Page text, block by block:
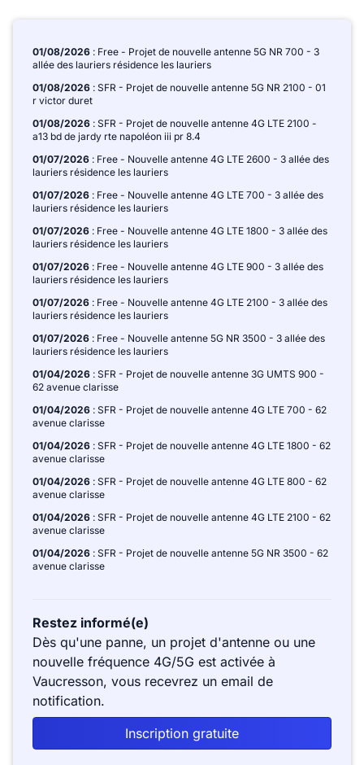
01/08/2026 : Free - Projet de nouvelle antenne 5G NR 700 - 3
allée des lauriers résidence les lauriers
01/08/2026 : SFR - Projet de nouvelle antenne 5G NR 2100 - 01
r victor duret
01/08/2026 : SFR - Projet de nouvelle antenne 4G LTE 2100 -
a13 bd de jardy rte napoléon iii pr 8.4
01/07/2026 : Free - Nouvelle antenne 4G LTE 2600 - 3 allée des
lauriers résidence les lauriers
01/07/2026 : Free - Nouvelle antenne 4G LTE 700 - 3 allée des
lauriers résidence les lauriers
01/07/2026 : Free - Nouvelle antenne 4G LTE 1800 - 3 allée des
lauriers résidence les lauriers
01/07/2026 : Free - Nouvelle antenne 4G LTE 900 - 3 allée des
lauriers résidence les lauriers
01/07/2026 : Free - Nouvelle antenne 4G LTE 2100 - 3 allée des
lauriers résidence les lauriers
01/07/2026 : Free - Nouvelle antenne 5G NR 3500 - 3 allée des
lauriers résidence les lauriers
01/04/2026 : SFR - Projet de nouvelle antenne 3G UMTS 900 -
62 avenue clarisse
01/04/2026 : SFR - Projet de nouvelle antenne 4G LTE 700 - 62
avenue clarisse
01/04/2026 : SFR - Projet de nouvelle antenne 4G LTE 1800 - 62
avenue clarisse
01/04/2026 : SFR - Projet de nouvelle antenne 4G LTE 800 - 62
avenue clarisse
01/04/2026 : SFR - Projet de nouvelle antenne 4G LTE 2100 - 62
avenue clarisse
01/04/2026 : SFR - Projet de nouvelle antenne 5G NR 3500 - 62
avenue clarisse
Restez informé(e)
Dès qu'une panne, un projet d'antenne ou une
nouvelle fréquence 4G/5G est activée à
Vaucresson, vous recevrez un email de
notification.
Inscription gratuite